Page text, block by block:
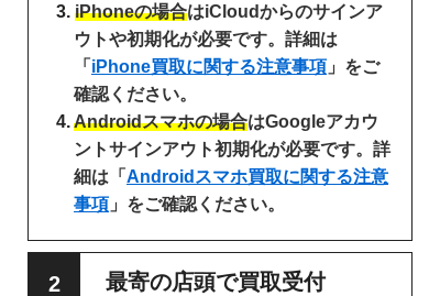
iPhoneの場合はiCloudからのサインア
ウトや初期化が必要です。詳細は
「 iPhone買取に関する注意事項 」をご
確認ください。
Androidスマホの場合はGoogleアカウ
ントサインアウト初期化が必要です。詳
細は「 Androidスマホ買取に関する注意
事項 」をご確認ください。
最寄の店頭で買取受付